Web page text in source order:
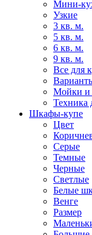
Мини-
Узкие
3 кв. м.
5 кв. м.
6 кв. м.
9 кв. м.
Все для
Мойки и
Техника
Шкафы-купе
Цвет
Серые
Темные
Черные
Светлые
Белые
Венге
Размер